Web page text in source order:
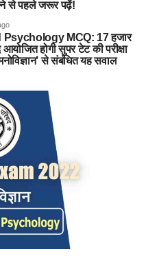
से पहले जरूर पढ़ें!
MCQ: 17 हजार
होगी सुपर टेट की परीक्षा
से संबंधित यह सवाल